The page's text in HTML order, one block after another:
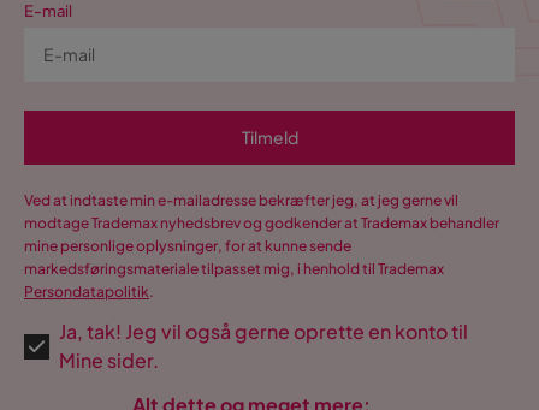
E-mail
Tilmeld
Ved at indtaste min e-mailadresse bekræfter jeg, at jeg gerne vil
modtage Trademax nyhedsbrev og godkender at Trademax behandler
mine personlige oplysninger, for at kunne sende
markedsføringsmateriale tilpasset mig, i henhold til Trademax
Persondatapolitik.
Ja, tak! Jeg vil også gerne oprette en konto til
Mine sider.
Alt dette og meget mere: